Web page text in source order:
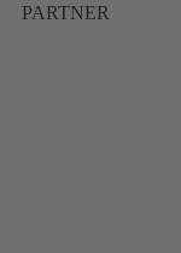
PARTNER